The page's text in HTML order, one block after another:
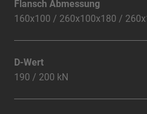
Flansch Abmessung
160x100 / 260x100x180 /
D-Wert
190 / 200 kN